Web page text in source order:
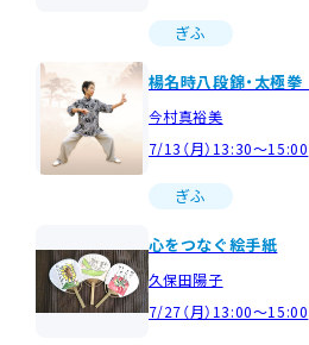
ぎふ
楊名時八段錦・太極拳
今村真裕美
7/13（月）13:30～15:00
ぎふ
心をつなぐ絵手紙
久保田陽子
7/27（月）13:00～15:00